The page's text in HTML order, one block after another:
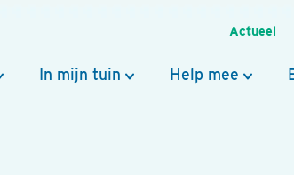
Actueel
In mijn tuin Help mee